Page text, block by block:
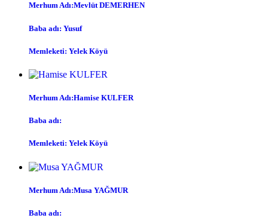
Merhum Adı:Mevlüt DEMERHEN
Baba adı: Yusuf
Memleketi: Yelek Köyü
Merhum Adı:Hamise KULFER
Baba adı:
Memleketi: Yelek Köyü
Merhum Adı:Musa YAĞMUR
Baba adı: